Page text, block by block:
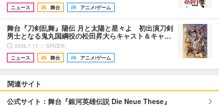
ニュース
舞台 アニメ/ゲーム
舞台『刀剣乱舞』陽伝 月と太陽と星々よ 初出演刀剣
男士となる鬼丸国綱役の松田昇大らキャスト＆キャ…
2026.7.17 ｜ SPICER
ニュース
舞台 アニメ/ゲーム
関連サイト
公式サイト：舞台『銀河英雄伝説 Die Neue These』